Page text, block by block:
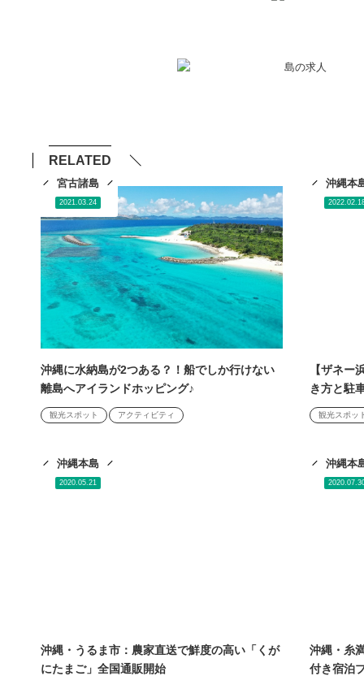
RELATED
宮古諸島
2021.03.24
沖縄に水納島が2つある？！船でしか行けない
離島へアイランドホッピング♪
観光スポット アクティビティ
沖縄本
【ザネー
き方と駐
望！
観光スポッ
沖縄本島
2020.05.21
沖縄・うるま市：農家直送で鮮度の高い「くが
にたまご」全国通販開始
沖縄本
沖縄・糸
付き宿泊